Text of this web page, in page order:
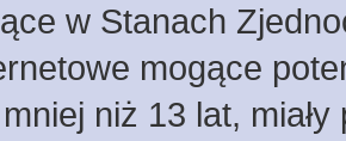
w Stanach
mogące
niż 13 lat,